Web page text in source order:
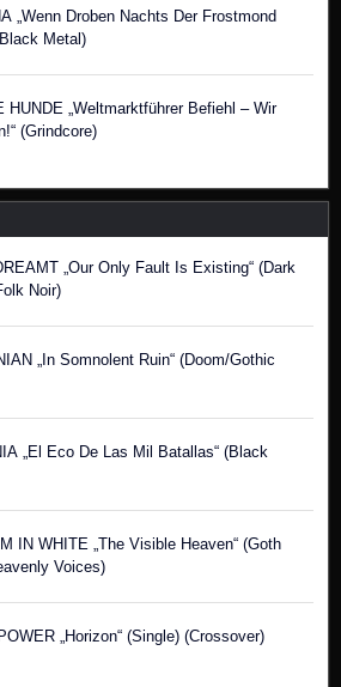
„Wenn Droben Nachts Der Frostmond
Metal)
HUNDE „Weltmarktführer Befiehl – Wir
(Grindcore)
„Our Only Fault Is Existing“ (Dark
Noir)
„In Somnolent Ruin“ (Doom/Gothic
„El Eco De Las Mil Batallas“ (Black
IN WHITE „The Visible Heaven“ (Goth
Voices)
„Horizon“ (Single) (Crossover)